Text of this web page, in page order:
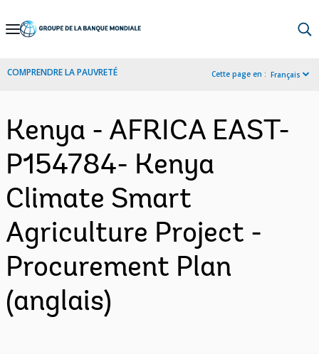
Skip
Navigation
COMPRENDRE LA PAUVRETÉ Cette page en : Français
Kenya - AFRICA EAST-
P154784- Kenya
Climate Smart
Agriculture Project -
Procurement Plan
(anglais)